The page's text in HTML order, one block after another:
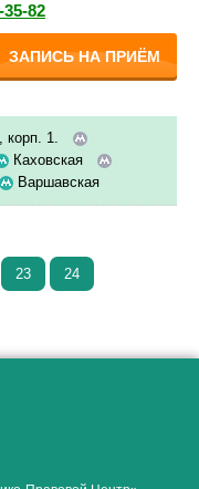
35-82
ЗАПИСЬ НА ПРИЁМ
корп. 1.
Каховская
Варшавская
23 24